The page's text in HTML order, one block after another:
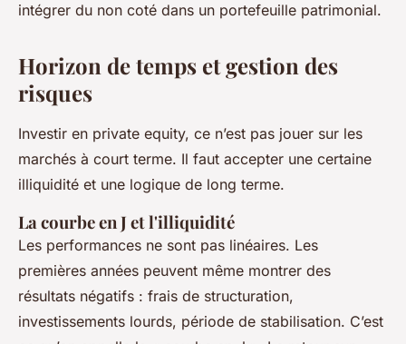
intégrer du non coté dans un portefeuille patrimonial.
Horizon de temps et gestion des
risques
Investir en private equity, ce n’est pas jouer sur les
marchés à court terme. Il faut accepter une certaine
illiquidité et une logique de long terme.
La courbe en J et l'illiquidité
Les performances ne sont pas linéaires. Les
premières années peuvent même montrer des
résultats négatifs : frais de structuration,
investissements lourds, période de stabilisation. C’est